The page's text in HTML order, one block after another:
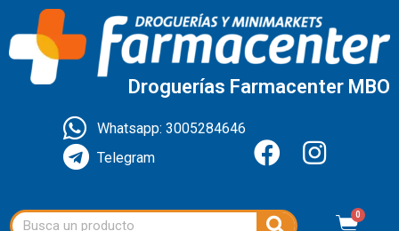
Droguerías Farmacenter MBO
Whatsapp: 3005284646
Telegram